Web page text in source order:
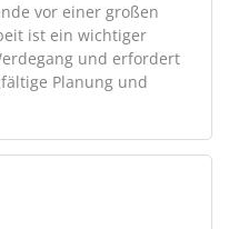
vor einer großen
ist ein wichtiger
und erfordert
Planung und